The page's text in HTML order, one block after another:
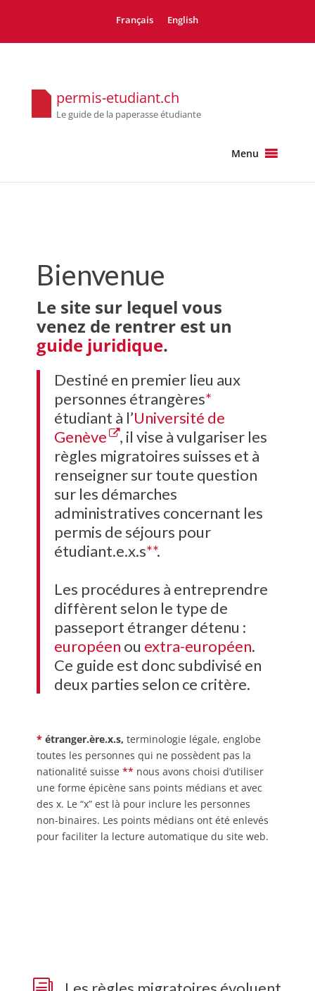
Français English
permis-etudiant.ch
Le guide de la paperasse étudiante
Menu
Bienvenue
Le site sur lequel vous
venez de rentrer est un
guide juridique.
Destiné en premier lieu aux
personnes étrangères*
étudiant à l’Université de
Genève
, il vise à vulgariser les
règles migratoires suisses et à
renseigner sur toute question
sur les démarches
administratives concernant les
permis de séjours pour
étudiant.e.x.s**.
Les procédures à entreprendre
diffèrent selon le type de
passeport étranger détenu :
européen ou extra-européen.
Ce guide est donc subdivisé en
deux parties selon ce critère.
*étranger.ère.x.s, terminologie légale, englobe
toutes les personnes qui ne possèdent pas la
nationalité suisse ** nous avons choisi d’utiliser
une forme épicène sans points médians et avec
des x. Le “x” est là pour inclure les personnes
non-binaires. Les points médians ont été enlevés
pour faciliter la lecture automatique du site web.